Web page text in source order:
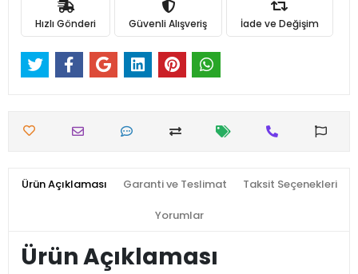
Hızlı Gönderi Güvenli Alışveriş İade ve Değişim
Ürün Açıklaması Garanti ve Teslimat Taksit Seçenekleri
Yorumlar
Ürün Açıklaması